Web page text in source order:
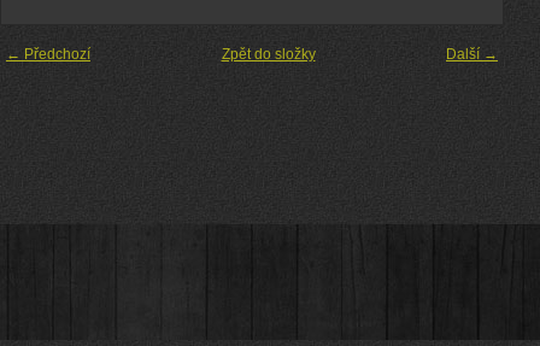
← Předchozí Další →
Zpět do složky